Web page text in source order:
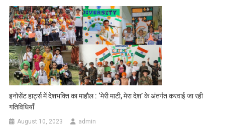
इनोसेंट हार्ट्स में देशभक्ति का माहौल : ‘मेरी माटी, मेरा देश’ के अंतर्गत करवाई जा रही
गतिविधियाँ
August 10, 2023 admin